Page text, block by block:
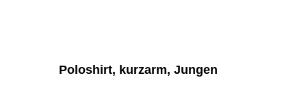
Poloshirt, kurzarm, Jungen